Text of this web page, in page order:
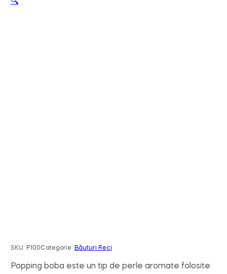
SKU: P100Categorie: Băuturi Reci
Popping boba este un tip de perle aromate folosite